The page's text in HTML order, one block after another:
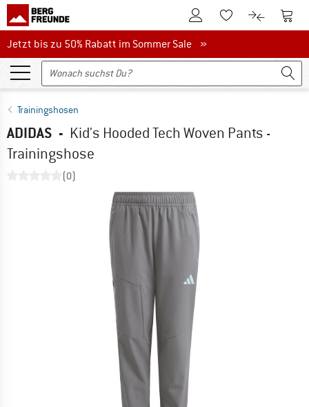
Zum KundenkontoZum Merkzettel.
Zum Zum
Jetzt bis zu 50% Rabatt im Sommer Sale
Jetzt bis zu 50% Rabatt im Sommer Sale »
Trainingshosen
ADIDAS - Kid's Hooded Tech Woven Pants -
Trainingshose
(0)